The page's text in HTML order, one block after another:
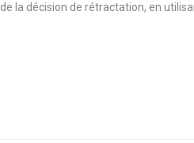
la décision de rétractation, en